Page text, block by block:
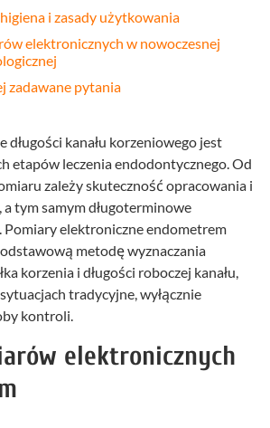
i zasady użytkowania
elektronicznych w nowoczesnej
zadawane pytania
długości kanału korzeniowego jest
etapów leczenia endodontycznego. Od
zależy skuteczność opracowania i
a tym samym długoterminowe
Pomiary elektroniczne endometrem
metodę wyznaczania
korzenia i długości roboczej kanału,
tradycyjne, wyłącznie
kontroli.
elektronicznych